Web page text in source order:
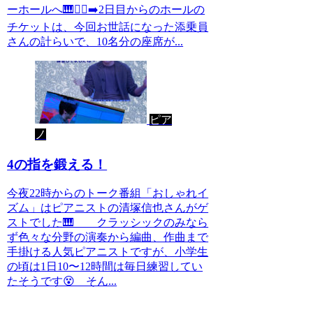
ーホールへ🎹🚶‍♀️‍➡️2日目からのホールの
チケットは、今回お世話になった添乗員
さんの計らいで、10名分の座席が...
ピア
ノ
4の指を鍛える！
今夜22時からのトーク番組「おしゃれイ
ズム」はピアニストの清塚信也さんがゲ
ストでした🎹 クラッシックのみなら
ず色々な分野の演奏から編曲、作曲まで
手掛ける人気ピアニストですが、小学生
の頃は1日10〜12時間は毎日練習してい
たそうです😵 そん...